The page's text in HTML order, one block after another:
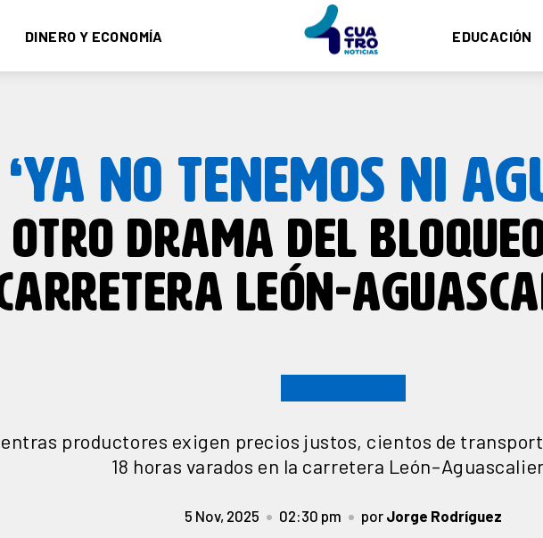
DINERO Y ECONOMÍA EDUCACIÓN
‘YA NO TENEMOS NI
OTRO DRAMA DEL
LEÓN-
productores exigen precios justos, cientos de
18 horas varados en la carretera
5 Nov, 2025 02:30 pm por Jorge Rodríguez